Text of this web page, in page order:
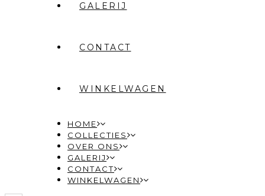
GALERIJ
CONTACT
WINKELWAGEN
HOME
COLLECTIES
OVER ONS
GALERIJ
CONTACT
WINKELWAGEN